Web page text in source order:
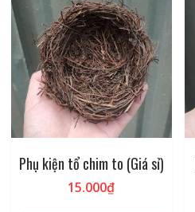
Phụ kiện tổ chim to (Giá sỉ)
15.000₫